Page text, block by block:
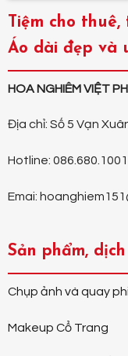
Tiệm cho
Áo dài đẹp và
HOA NGHIÊM VIỆT
Địa chỉ: Số 5 Vạn
Hotline:
Emai:
Sản phẩm,
Chụp ảnh và quay
Makeup Cổ Trang